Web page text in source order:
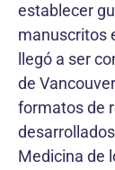
establecer
manuscritos
llegó a ser
de
formatos de
Medicina de